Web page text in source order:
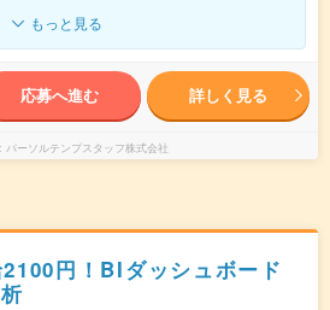
もっと見る
応募へ進む 詳しく見る
パーソルテンプスタッフ株式会社
2100円！BIダッシュボード